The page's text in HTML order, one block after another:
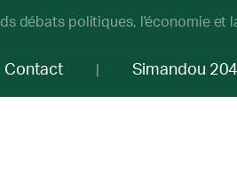
débats politiques, l'économie et
Contact Simandou